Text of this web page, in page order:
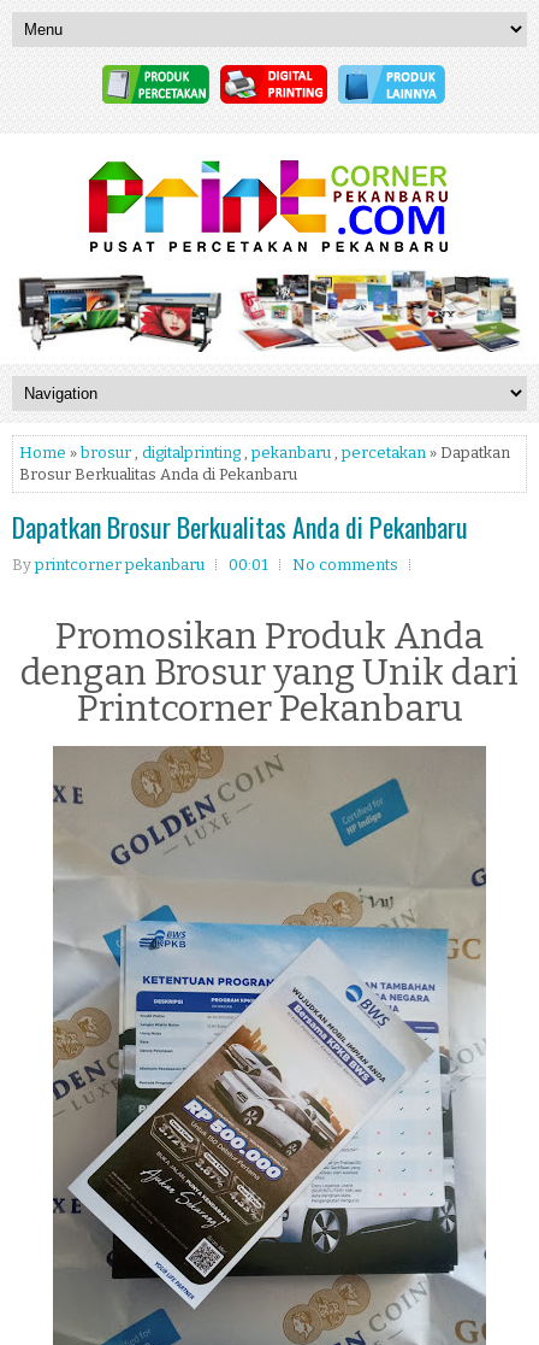
Home »brosur digitalprinting ,pekanbaru ,percetakan » Dapatkan
Brosur Berkualitas Anda di Pekanbaru
Dapatkan Brosur Berkualitas Anda di Pekanbaru
Byprintcorner pekanbaru 00:01 No comments
Promosikan Produk Anda
dengan Brosur yang Unik dari
Printcorner Pekanbaru